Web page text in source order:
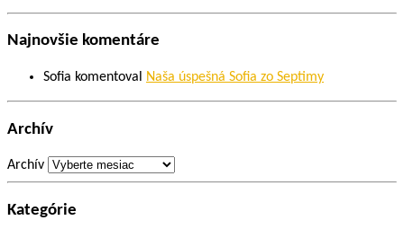
Najnovšie komentáre
Sofia komentoval Naša úspešná Sofia zo Septimy
Archív
Archív
Kategórie